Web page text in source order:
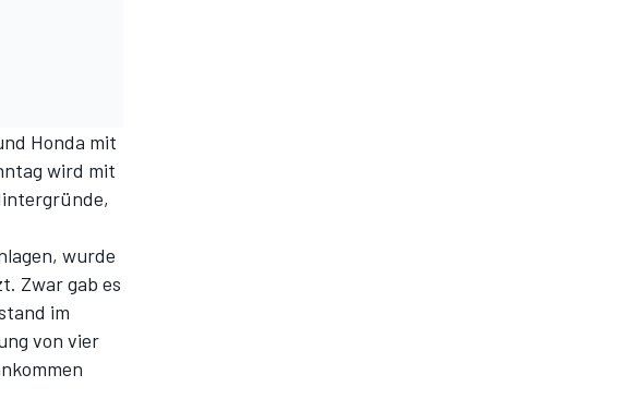
Honda mit
wird mit
wurde
Zwar gab es
im
von vier